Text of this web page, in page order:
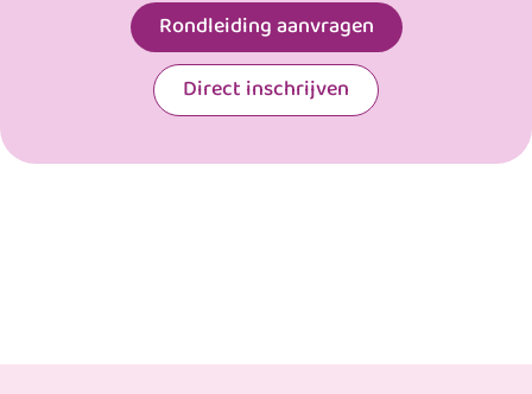
Rondleiding aanvragen
Direct inschrijven